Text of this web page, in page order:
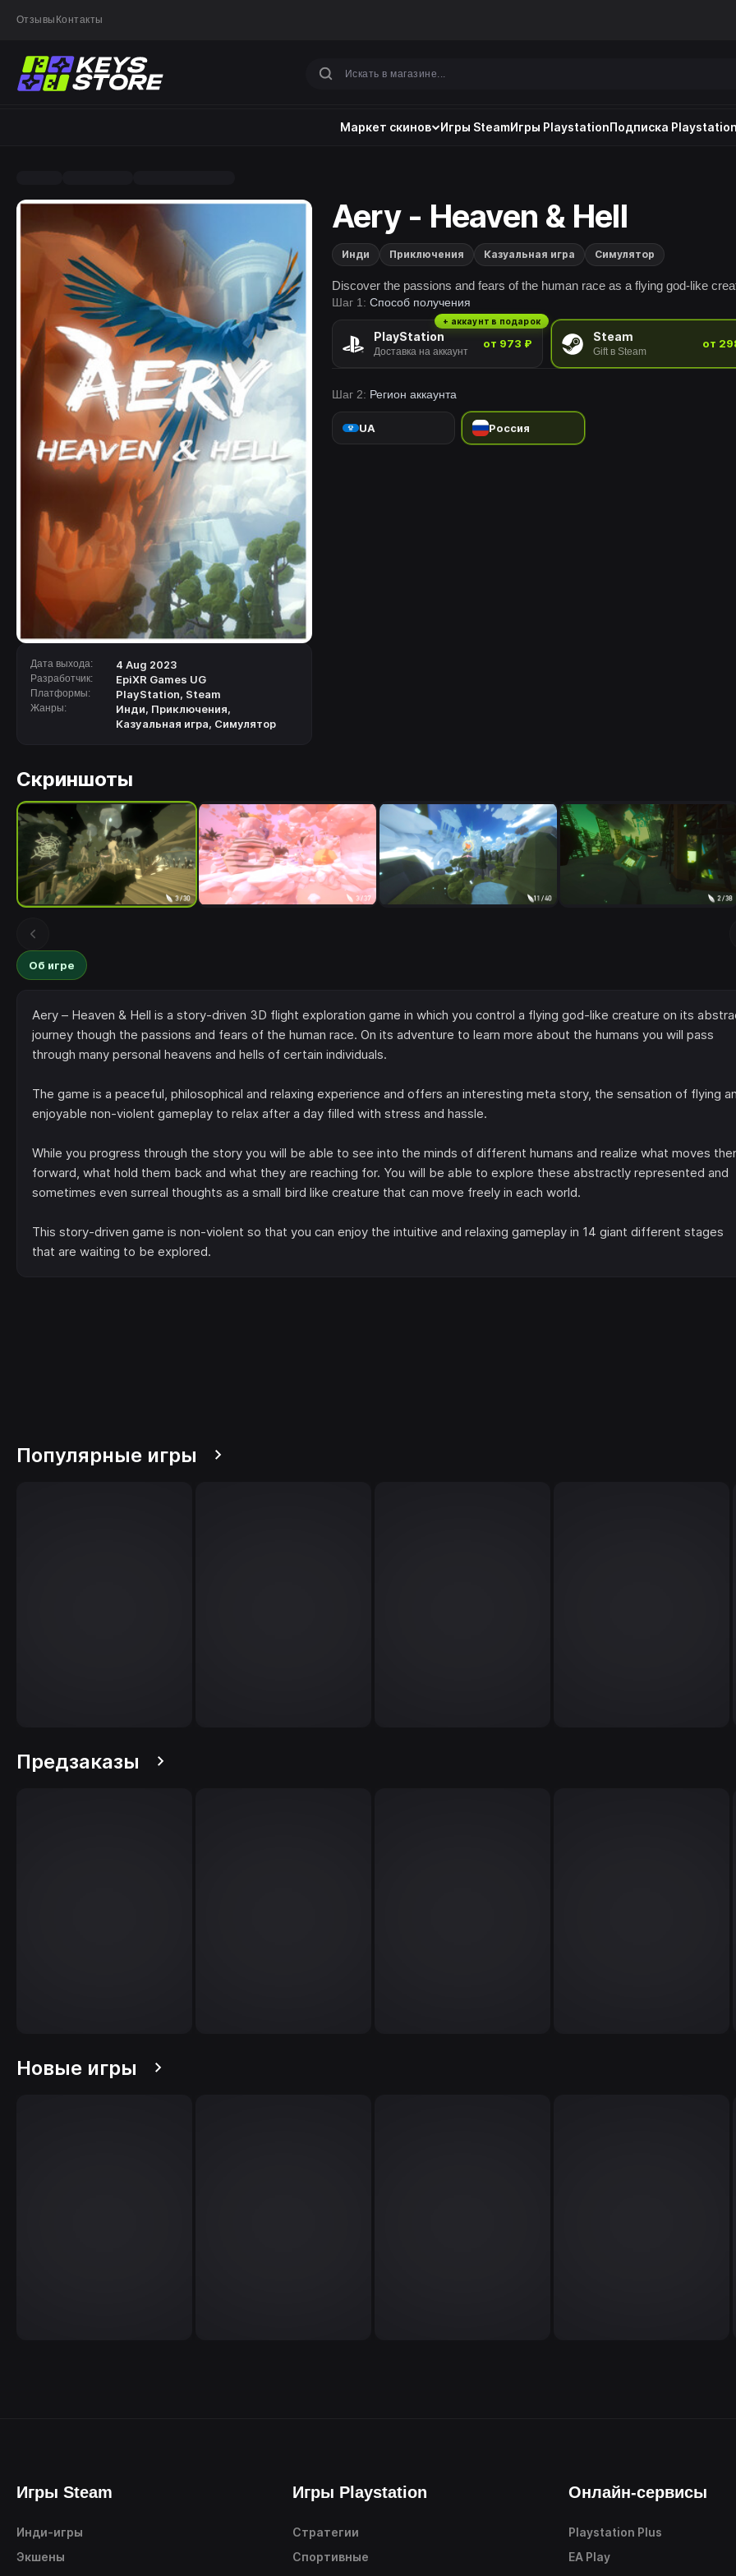
Отзывы Контакты
Маркет скинов Игры SteamИгры PlaystationПодписка
Дата выхода: 4 Aug 2023
Разработчик: EpiXR Games UG
Платформы: PlayStation, Steam
Жанры: Инди, Приключения,
Казуальная игра, Симулятор
Aery - Heaven & Hell
Инди Приключения Казуальная игра Симулятор
Discover the passions and fears of the human race as a flying god-like
Шаг 1: Способ получения
PlayStation
Доставка на аккаунт
от 973 ₽
+ аккаунт в подарок
Steam
Gift в Steam
от
Шаг 2: Регион аккаунта
UA Россия
Скриншоты
Об игре
Aery – Heaven & Hell is a story-driven 3D flight exploration game in which you control a flying god-like creature on its
journey though the passions and fears of the human race. On its adventure to learn more about the humans you will pass
through many personal heavens and hells of certain individuals.
The game is a peaceful, philosophical and relaxing experience and offers an interesting meta story, the sensation of flying
enjoyable non-violent gameplay to relax after a day filled with stress and hassle.
While you progress through the story you will be able to see into the minds of different humans and realize what moves
forward, what hold them back and what they are reaching for. You will be able to explore these abstractly represented and
sometimes even surreal thoughts as a small bird like creature that can move freely in each world.
This story-driven game is non-violent so that you can enjoy the intuitive and relaxing gameplay in 14 giant different stages
that are waiting to be explored.
Популярные игры
Предзаказы
Новые игры
Игры Steam
Инди-игры
Экшены
Игры Playstation
Стратегии
Спортивные
Онлайн-сервисы
Playstation Plus
EA Play